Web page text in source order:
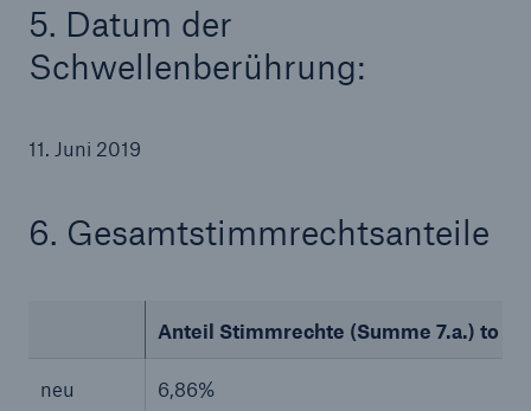
5. Datum der
Schwellenberührung:
11. Juni 2019
6. Gesamtstimmrechtsanteile
Anteil Stimmrechte (Summe 7.a.) to
neu 6,86%
Lösungen